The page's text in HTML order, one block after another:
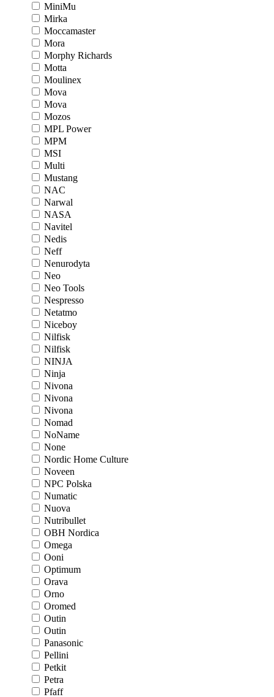
MiniMu
Mirka
Moccamaster
Mora
Morphy Richards
Motta
Moulinex
Mova
Mova
Mozos
MPL Power
MPM
MSI
Multi
Mustang
NAC
Narwal
NASA
Navitel
Nedis
Neff
Nenurodyta
Neo
Neo Tools
Nespresso
Netatmo
Niceboy
Nilfisk
Nilfisk
NINJA
Ninja
Nivona
Nivona
Nivona
Nomad
NoName
None
Nordic Home Culture
Noveen
NPC Polska
Numatic
Nuova
Nutribullet
OBH Nordica
Omega
Ooni
Optimum
Orava
Orno
Oromed
Outin
Outin
Panasonic
Pellini
Petkit
Petra
Pfaff